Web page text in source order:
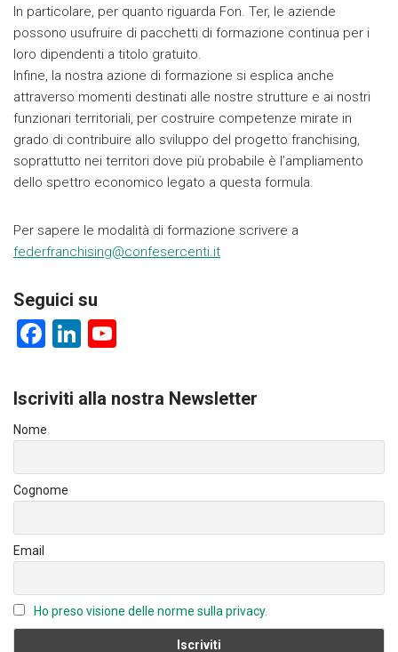
In particolare, per quanto riguarda Fon. Ter, le aziende
possono usufruire di pacchetti di formazione continua per i
loro dipendenti a titolo gratuito.
Infine, la nostra azione di formazione si esplica anche
attraverso momenti destinati alle nostre strutture e ai nostri
funzionari territoriali, per costruire competenze mirate in
grado di contribuire allo sviluppo del progetto franchising,
soprattutto nei territori dove più probabile è l’ampliamento
dello spettro economico legato a questa formula.
Per sapere le modalità di formazione scrivere a
federfranchising@confesercenti.it
Seguici su
F
ce
b
o
ok
Li
e
n
u
u
b
e
C
h
a
n
Iscriviti alla nostra Newsletter
Nome
Cognome
Email
Ho preso visione delle norme sulla privacy.